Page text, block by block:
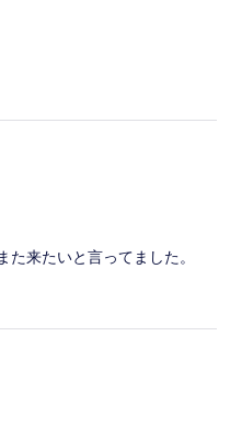
来たいと言ってました。